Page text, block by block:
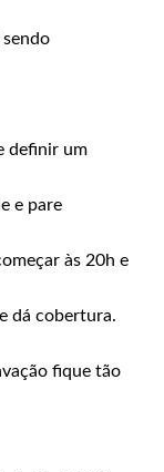
definir um
e pare
às 20h e
dá cobertura.
fique tão